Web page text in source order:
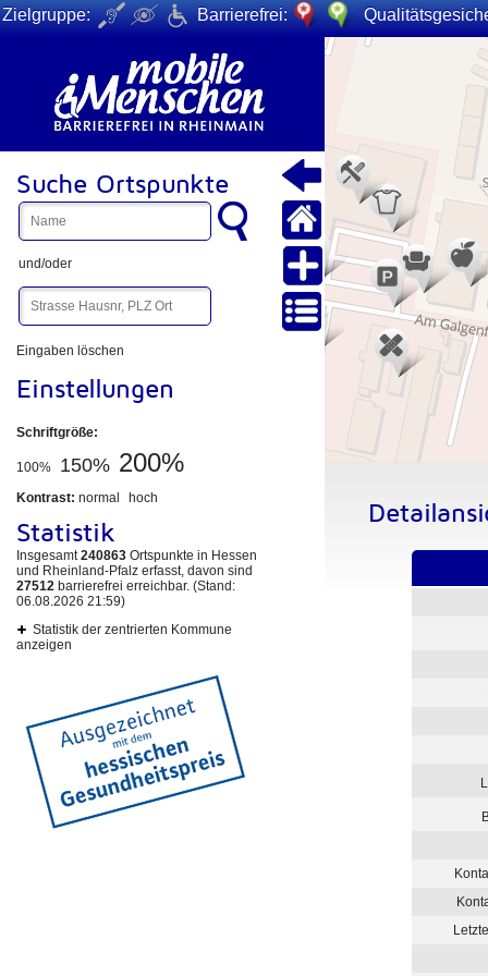
Zielgruppe: Barrierefrei:
Suche Ortspunkte
und/oder
Eingaben löschen
Einstellungen
Schriftgröße:
100% 150% 200%
Kontrast: normal hoch
Statistik
Insgesamt240863 Ortspunkte in Hessen
und Rheinland-Pfalz erfasst, davon sind
27512 barrierefrei erreichbar. (Stand:
06.08.2026 21:59)
Statistik der zentrierten Kommune
anzeigen